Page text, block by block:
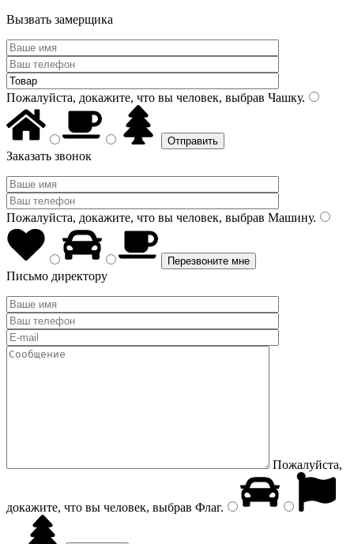
Вызвать замерщика
Пожалуйста, докажите, что вы человек, выбрав Чашку.
Заказать звонок
Пожалуйста, докажите, что вы человек, выбрав Машину.
Письмо директору
Пожалуйста,
докажите, что вы человек, выбрав Флаг.